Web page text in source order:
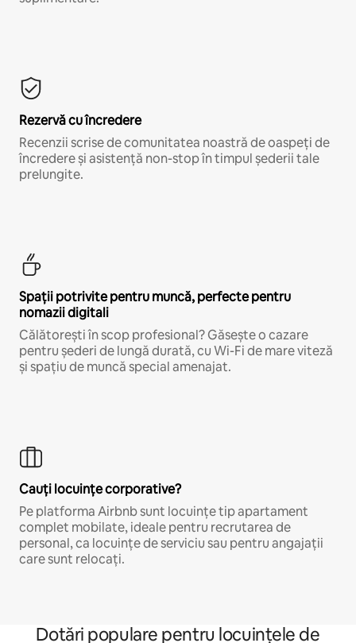
Rezervă cu încredere
Recenzii scrise de comunitatea noastră de oaspeți de
încredere și asistență non-stop în timpul șederii tale
prelungite.
Spații potrivite pentru muncă, perfecte pentru
nomazii digitali
Călătorești în scop profesional? Găsește o cazare
pentru șederi de lungă durată, cu Wi-Fi de mare viteză
și spațiu de muncă special amenajat.
Cauți locuințe corporative?
Pe platforma Airbnb sunt locuințe tip apartament
complet mobilate, ideale pentru recrutarea de
personal, ca locuințe de serviciu sau pentru angajații
care sunt relocați.
Dotări populare pentru locuințele de